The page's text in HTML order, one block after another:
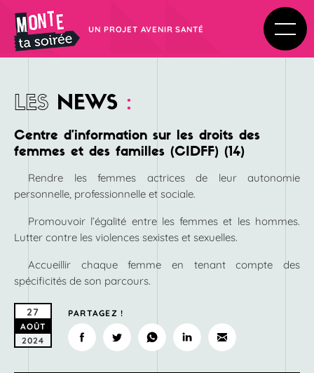
UN PROJET AVENIR SANTÉ
LES NEWS :
Centre d’information sur les droits des
femmes et des familles (CIDFF) (14)
Rendre les femmes actrices de leur autonomie
personnelle, professionnelle et sociale.
Promouvoir l’égalité entre les femmes et les hommes.
Lutter contre les violences sexistes et sexuelles.
Accueillir chaque femme en tenant compte des
spécificités de son parcours.
27
AOÛT
2024
PARTAGEZ !